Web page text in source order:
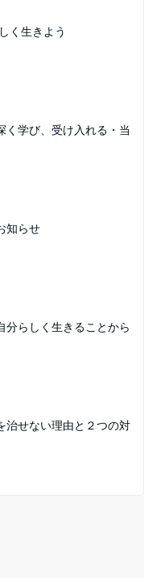
く生きよう
く学び、受け入れる・当
知らせ
分らしく生きることから
治せない理由と２つの対